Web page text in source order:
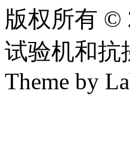
版权所有 ©
试验机和
Theme by